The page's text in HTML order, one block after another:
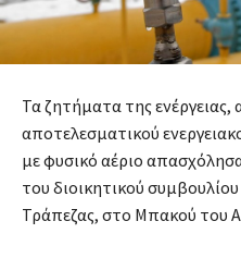
Τα ζητήματα της ενέργειας,
αποτελεσματικού
με φυσικό αέριο
του διοικητικού
Τράπεζας, στο Μπακού του